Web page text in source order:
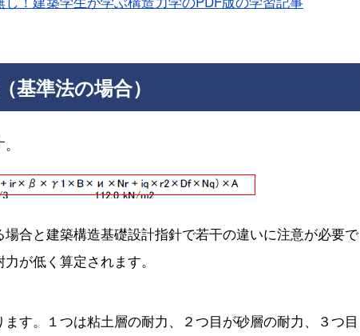
基準法の場合）
合と建築構造基礎設計指針で若干の違いに注意が必要で
が低く算定されます。
す。１つは粘土層の耐力、２つ目が砂層の耐力、３つ目